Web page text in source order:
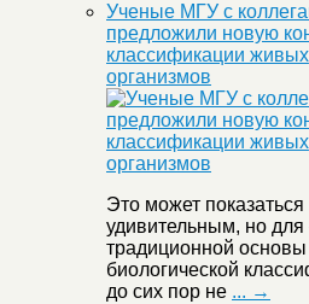
Ученые МГУ с
предложили новую
классификации живых
организмов
Это может показаться
удивительным, но
традиционной основы
биологической
до сих пор не ... →